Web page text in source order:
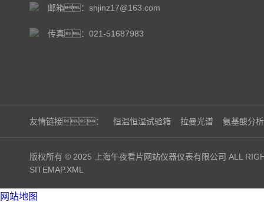
邮箱：shjinz17@163.com
传真：021-51687983
友情链接： 恒温恒湿试验箱 拉曼光谱 氨基酸分
版权所有 © 2025 上海午夜看片网站仪器仪表有限公司 ALL
SITEMAP.XML
网站地图